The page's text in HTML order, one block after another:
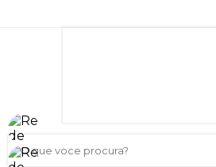
O que voce procura?